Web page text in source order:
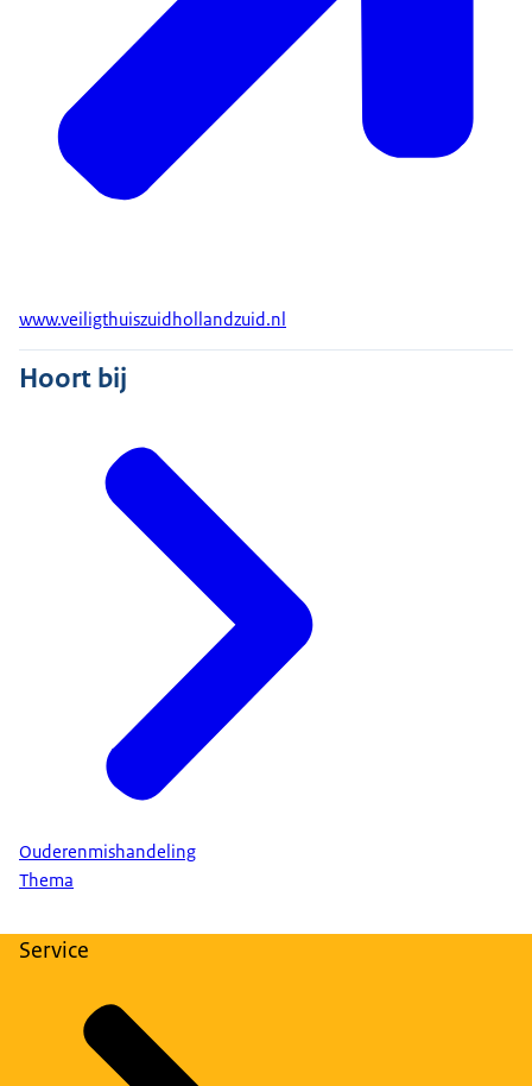
www.veiligthuiszuidhollandzuid.nl
Hoort bij
Ouderenmishandeling
Thema
Service